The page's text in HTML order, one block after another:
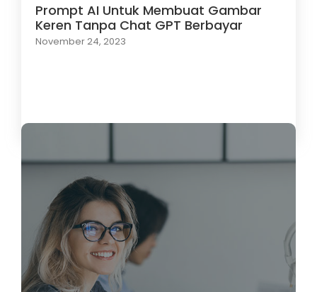
Prompt AI Untuk Membuat Gambar
Keren Tanpa Chat GPT Berbayar
November 24, 2023